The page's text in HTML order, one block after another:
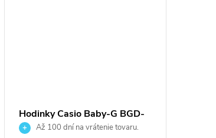
Hodinky Casio Baby-G BGD-
565SC-1ER
Až 100 dní na vrátenie tovaru.